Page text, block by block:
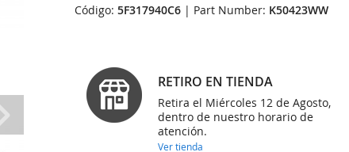
Código:5F317940C6 | Part Number: K50423WW
RETIRO EN TIENDA
Retira el Miércoles 12 de Agosto,
dentro de nuestro horario de
atención.
Ver tienda